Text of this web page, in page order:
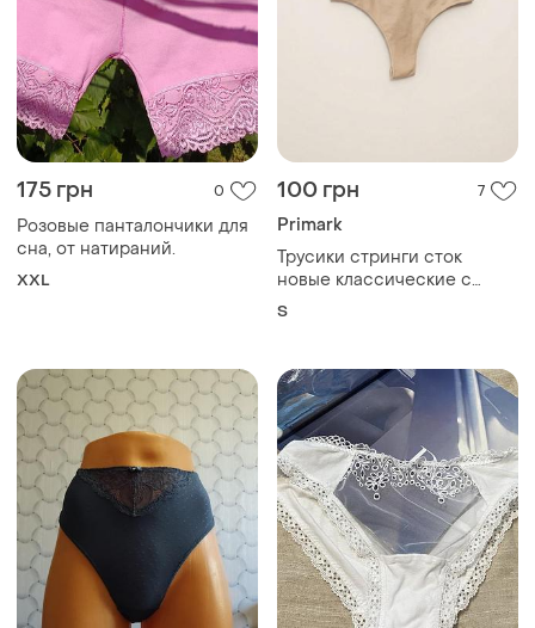
175 грн 0
Розовые панталончики для
сна, от натираний.
XXL
100 грн 7
Primark
Трусики стринги сток
новые классические с
эластичным поясом
S